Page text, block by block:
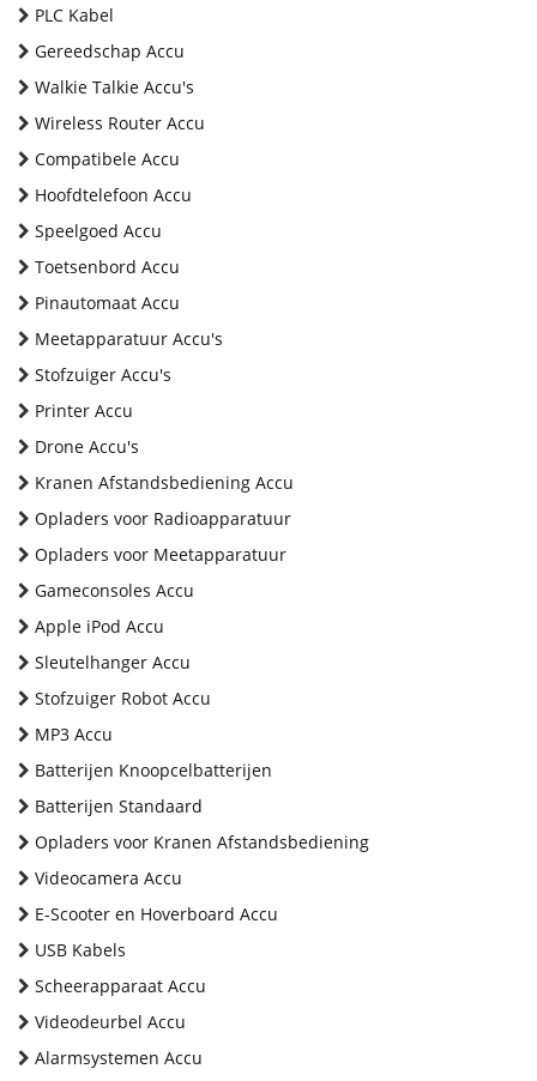
PLC Kabel
Gereedschap Accu
Walkie Talkie Accu's
Wireless Router Accu
Compatibele Accu
Hoofdtelefoon Accu
Speelgoed Accu
Toetsenbord Accu
Pinautomaat Accu
Meetapparatuur Accu's
Stofzuiger Accu's
Printer Accu
Drone Accu's
Kranen Afstandsbediening Accu
Opladers voor Radioapparatuur
Opladers voor Meetapparatuur
Gameconsoles Accu
Apple iPod Accu
Sleutelhanger Accu
Stofzuiger Robot Accu
MP3 Accu
Batterijen Knoopcelbatterijen
Batterijen Standaard
Opladers voor Kranen Afstandsbediening
Videocamera Accu
E-Scooter en Hoverboard Accu
USB Kabels
Scheerapparaat Accu
Videodeurbel Accu
Alarmsystemen Accu